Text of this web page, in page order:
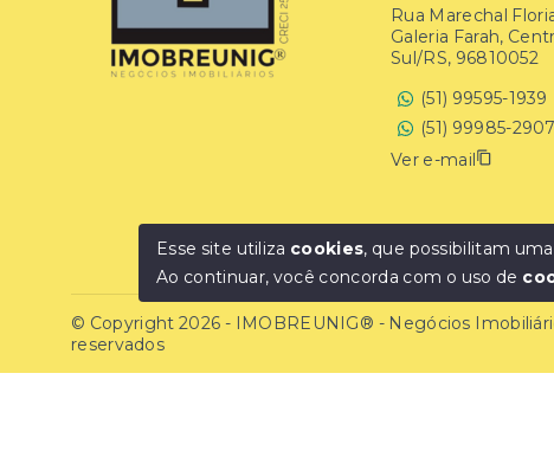
Rua Marechal
Galeria Farah,
Sul/RS, 96810052
(51) 99595-1939
(51) 99985-2907
Ver e-mail
© Copyright 2026 - IMOBREUNIG® - Negócios
reservados
Esse site utiliza cookies, que possibilitam
Ao continuar, você concorda com o uso de